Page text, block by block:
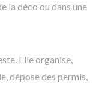
la déco ou dans une
Elle organise,
dépose des permis,